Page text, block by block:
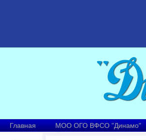
Главная МОО ОГО ВФСО "Динамо"